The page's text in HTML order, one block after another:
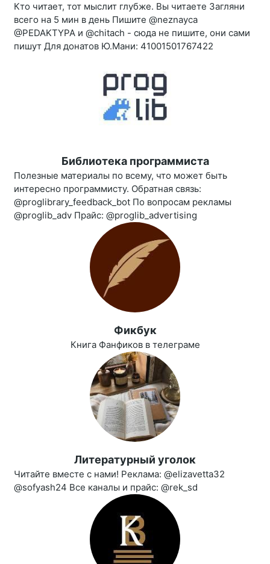
Кто читает, тот мыслит глубже. Вы читаете Загляни
всего на 5 мин в день Пишите @neznayca
@PEDAKTYPA и @chitach - сюда не пишите, они сами
пишут Для донатов Ю.Мани: 41001501767422
Библиотека программиста
Полезные материалы по всему, что может быть
интересно программисту. Обратная связь:
@proglibrary_feedback_bot По вопросам рекламы
@proglib_adv Прайс: @proglib_advertising
Фикбук
Книга Фанфиков в телеграме
Литературный уголок
Читайте вместе с нами! Реклама: @elizavetta32
@sofyash24 Все каналы и прайс: @rek_sd